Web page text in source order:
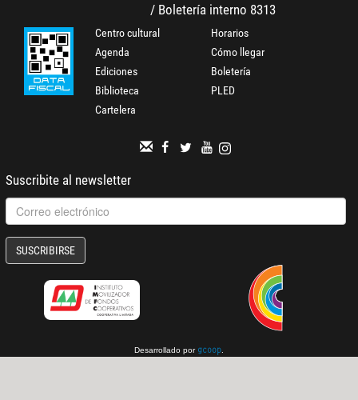
/ Boletería interno 8313
Centro cultural
Agenda
Ediciones
Biblioteca
Cartelera
Horarios
Cómo llegar
Boletería
PLED
Suscribite al newsletter
SUSCRIBIRSE
Desarrollado por gcoop.